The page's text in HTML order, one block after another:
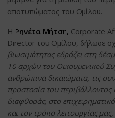
αποτυπώματος του Ομίλου.
Η Ρηνέτα Μήτση, Corporate
Director του Ομίλου, δήλωσε
βιωσιμότητας εδράζει στη
10 αρχών του Οικουμενικού
ανθρώπινα δικαιώματα, τις
προστασία του περιβάλλοντος
διαφθοράς, στο
και τον τρόπο λειτουργίας